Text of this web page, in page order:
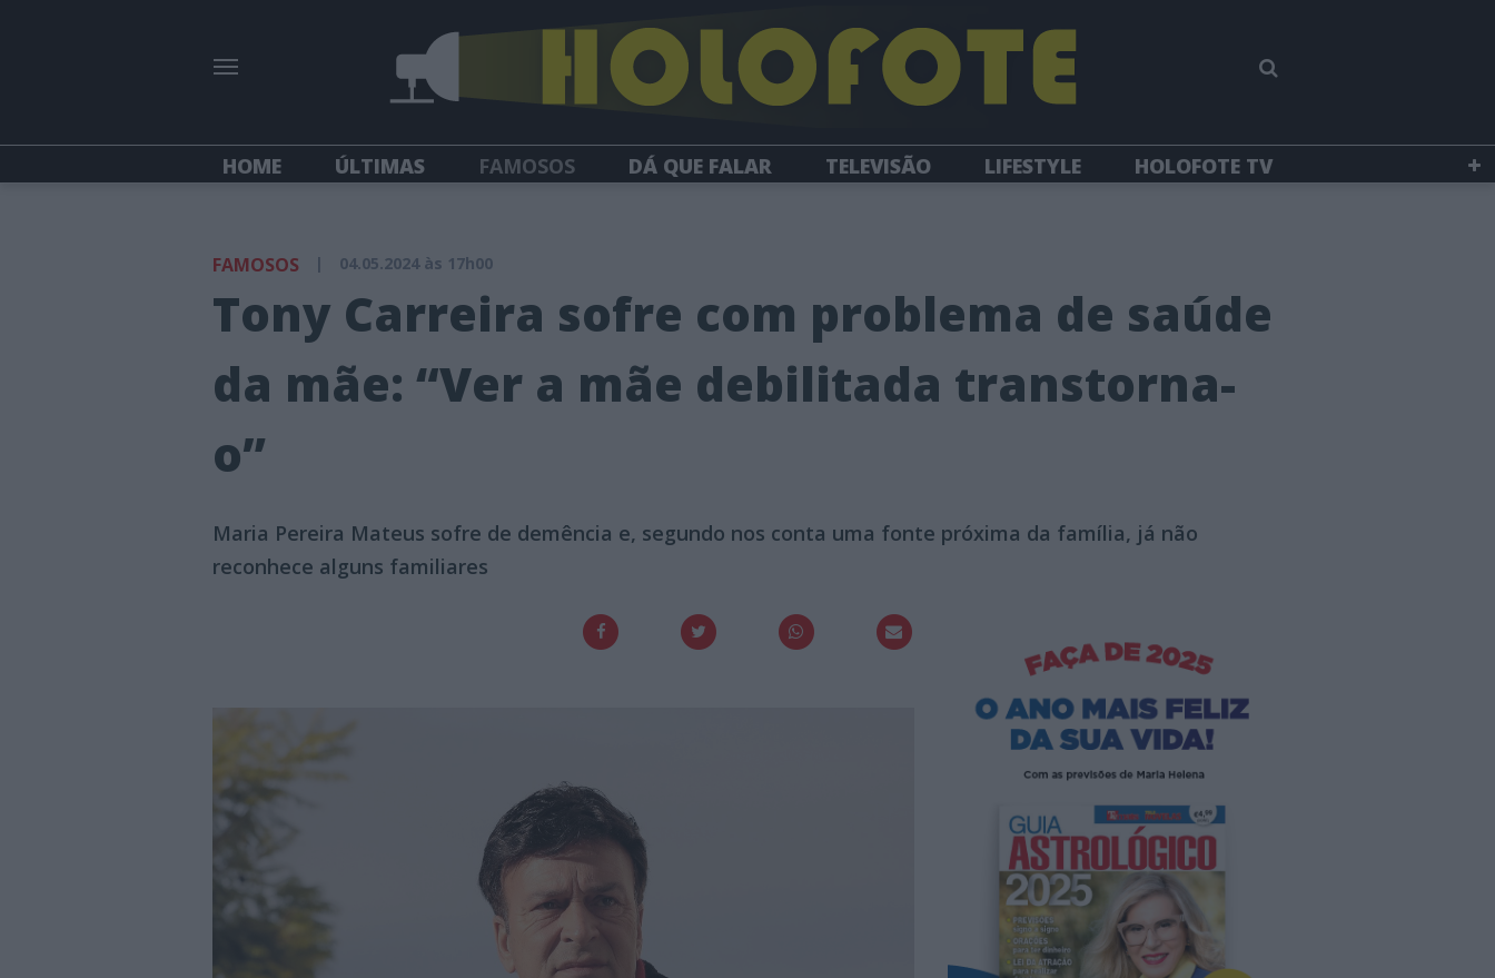
HOME ÚLTIMAS FAMOSOS DÁ QUE FALAR TELEVISÃO LIFESTYLE
HOLOFOTE TV
FAMOSOS | 04.05.2024 às 17h00
Tony Carreira sofre com problema de saúde
da mãe: “Ver a mãe debilitada transtorna-
o”
Maria Pereira Mateus sofre de demência e, segundo nos conta uma fonte próxima da família, já não
reconhece alguns familiares